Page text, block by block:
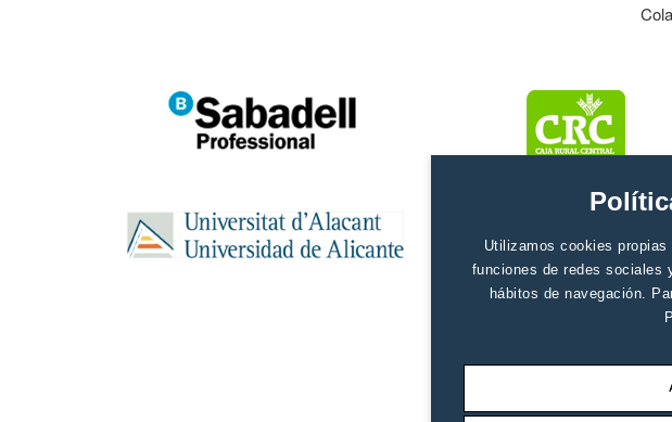
Utilizamos cookies
funciones de redes sociales
hábitos de navegación.